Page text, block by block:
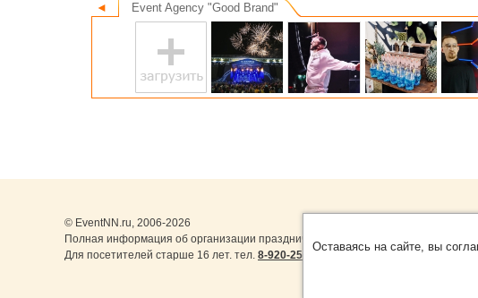
◄ Event Agency "Good Brand"
© EventNN.ru, 2006-2026
Полная информация об организации праздничных мероприятий в Нижнем
Для посетителей старше 16 лет. тел. 8-920-253-22-14 8-999-077-15-51
Оставаясь на сайте, вы